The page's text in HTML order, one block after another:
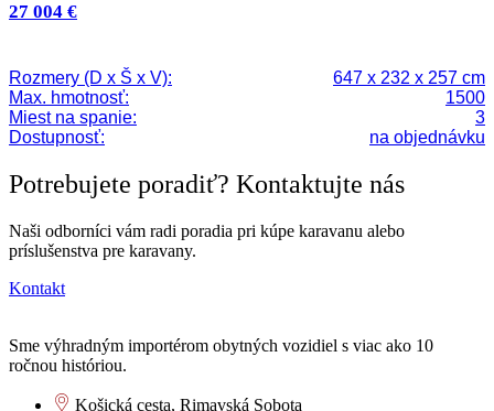
27 004 €
Rozmery (D x Š x V):
647 x 232 x 257 cm
Max. hmotnosť:
1500
Miest na spanie:
3
Dostupnosť:
na objednávku
Potrebujete poradiť? Kontaktujte nás
Naši odborníci vám radi poradia pri kúpe karavanu alebo
príslušenstva pre karavany.
Kontakt
Sme výhradným importérom obytných vozidiel s viac ako 10
ročnou históriou.
Košická cesta, Rimavská Sobota